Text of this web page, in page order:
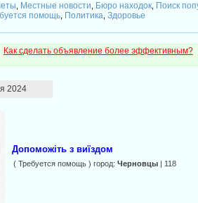
Местные новости Бюро находок,
Поиск
помощь, Политика Здоровье
Как сделать объявление более эффективным?
2024
Допоможіть з виїздом
( Требуется помощь ) город: Черновцы| 118